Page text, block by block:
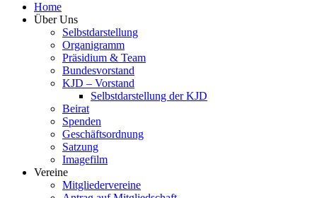
Home
Über Uns
Selbstdarstellung
Organigramm
Präsidium & Team
Bundesvorstand
KJD – Vorstand
Selbstdarstellung der KJD
Beirat
Spenden
Geschäftsordnung
Satzung
Imagefilm
Vereine
Mitgliedervereine